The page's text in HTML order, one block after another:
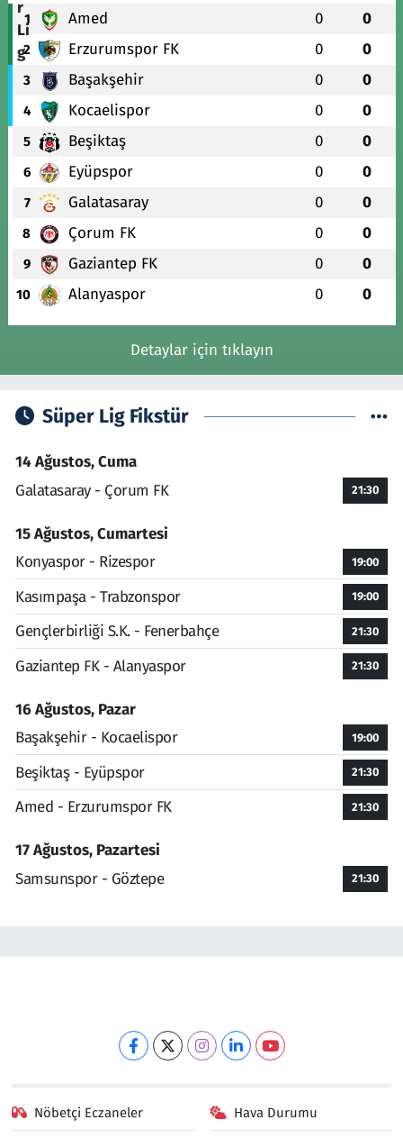
1 Amed 0 0
2 Erzurumspor FK 0 0
3 Başakşehir 0 0
4 Kocaelispor 0 0
5 Beşiktaş 0 0
6 Eyüpspor 0 0
7 Galatasaray 0 0
8 Çorum FK 0 0
9 Gaziantep FK 0 0
10 Alanyaspor 0 0
Detaylar için tıklayın
Süper Lig Fikstür
14 Ağustos, Cuma
Galatasaray - Çorum FK
21:30
15 Ağustos, Cumartesi
Konyaspor - Rizespor
19:00
Kasımpaşa - Trabzonspor 19:00
Gençlerbirliği S.K. - Fenerbahçe 21:30
Gaziantep FK - Alanyaspor 21:30
16 Ağustos, Pazar
Başakşehir - Kocaelispor
19:00
Beşiktaş - Eyüpspor 21:30
Amed - Erzurumspor FK 21:30
17 Ağustos, Pazartesi
Samsunspor - Göztepe
21:30
Nöbetçi Eczaneler Hava Durumu